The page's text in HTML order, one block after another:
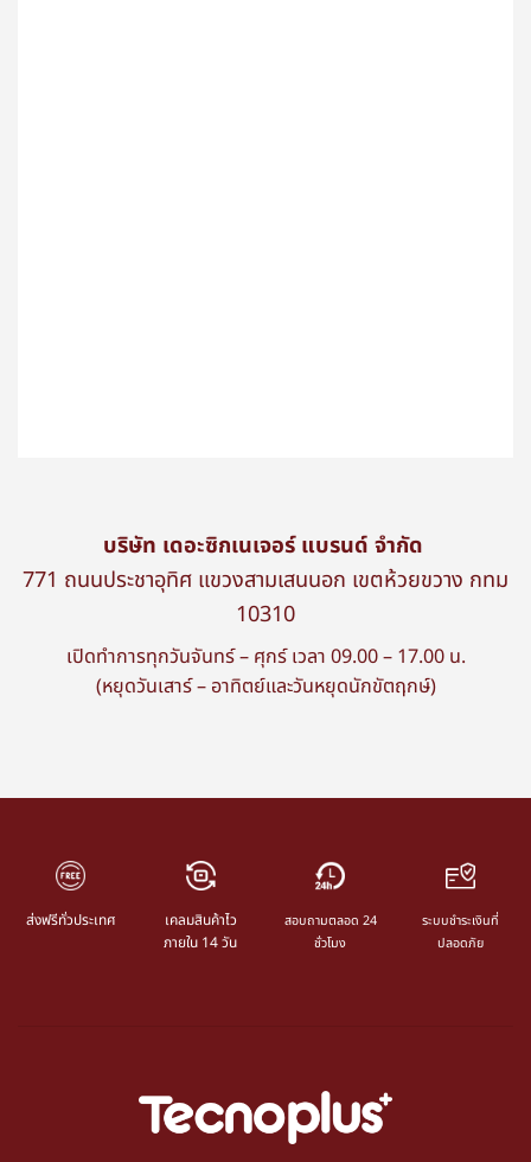
บริษัท เดอะซิกเนเจอร์ แบรนด์ จำกัด
771 ถนนประชาอุทิศ แขวงสามเสนนอก เขตห้วยขวาง กทม
10310
เปิดทำการทุกวันจันทร์ – ศุกร์ เวลา 09.00 – 17.00 น.
(หยุดวันเสาร์ – อาทิตย์และวันหยุดนักขัตฤกษ์)
ส่งฟรีทั่วประเทศ
เคลมสินค้าไว
ภายใน 14 วัน
สอบถามตลอด 24
ชั่วโมง
ระบบชำระเงินที่
ปลอดภัย